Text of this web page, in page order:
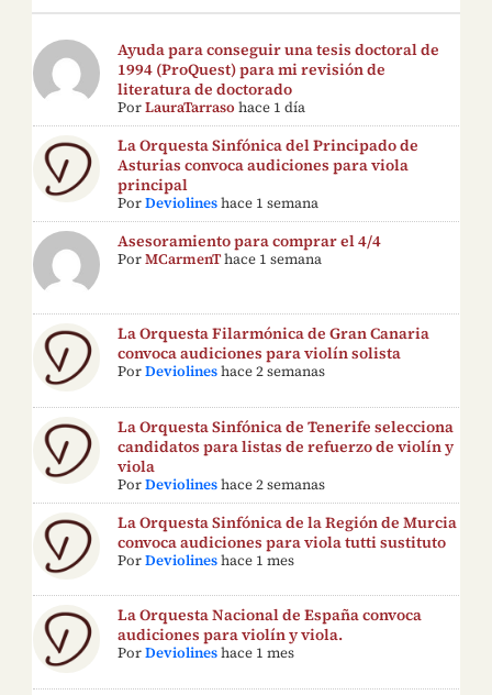
Ayuda para conseguir una tesis doctoral de
1994 (ProQuest) para mi revisión de
literatura de doctorado
PorLauraTarraso hace 1 día
La Orquesta Sinfónica del Principado de
Asturias convoca audiciones para viola
principal
PorDeviolines hace 1 semana
Asesoramiento para comprar el 4/4
PorMCarmenThace 1 semana
La Orquesta Filarmónica de Gran Canaria
convoca audiciones para violín solista
PorDeviolines hace 2 semanas
La Orquesta Sinfónica de Tenerife selecciona
candidatos para listas de refuerzo de violín y
viola
PorDeviolines hace 2 semanas
La Orquesta Sinfónica de la Región de Murcia
convoca audiciones para viola tutti sustituto
PorDeviolines hace 1 mes
La Orquesta Nacional de España convoca
audiciones para violín y viola.
PorDeviolines hace 1 mes